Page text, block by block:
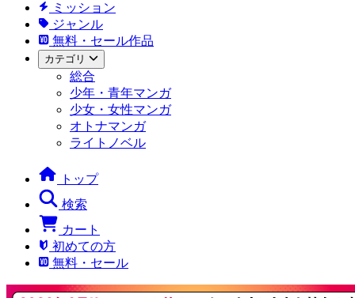
ミッション
ジャンル
無料・セール作品
カテゴリ
総合
少年・青年マンガ
少女・女性マンガ
オトナマンガ
ライトノベル
トップ
検索
カート
初めての方
無料・セール